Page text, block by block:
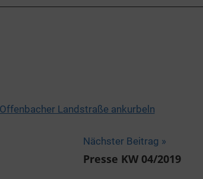
Landstraße ankurbeln
Nächster Beitrag
Presse KW 04/2019